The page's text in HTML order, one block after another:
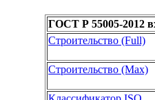
ГОСТ Р 55005-2012
Строительство (Full)
Строительство (Max)